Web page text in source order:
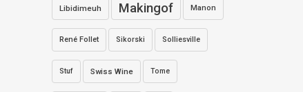
Libidimeuh Makingof Manon
René Follet Sikorski Solliesville
Stuf Swiss Wine Tome